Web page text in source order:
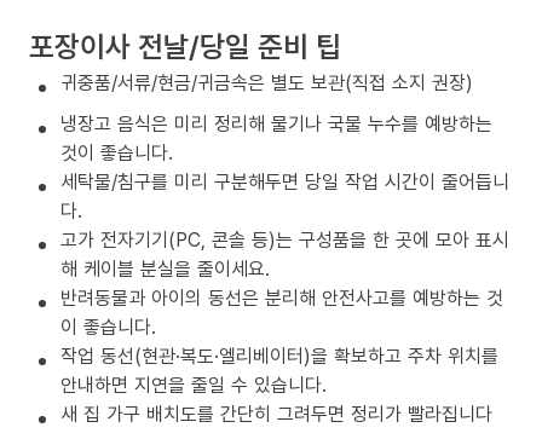
포장이사 전날/당일 준비 팁
귀중품/서류/현금/귀금속은 별도 보관(직접 소지 권장)
냉장고 음식은 미리 정리해 물기나 국물 누수를 예방하는
것이 좋습니다.
세탁물/침구를 미리 구분해두면 당일 작업 시간이 줄어듭니
다.
고가 전자기기(PC, 콘솔 등)는 구성품을 한 곳에 모아 표시
해 케이블 분실을 줄이세요.
반려동물과 아이의 동선은 분리해 안전사고를 예방하는 것
이 좋습니다.
작업 동선(현관·복도·엘리베이터)을 확보하고 주차 위치를
안내하면 지연을 줄일 수 있습니다.
새 집 가구 배치도를 간단히 그려두면 정리가 빨라집니다